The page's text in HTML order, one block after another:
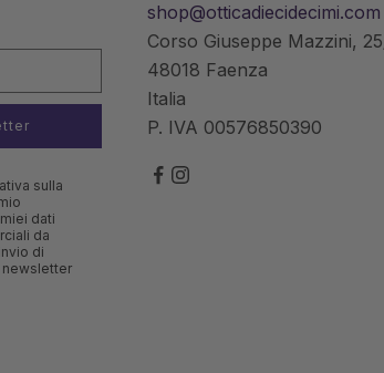
sulla
dati
da
di
newsletter
shop@otticadiecidecimi.com
Corso Giuseppe Mazzini,
48018 Faenza
Italia
P. IVA 00576850390